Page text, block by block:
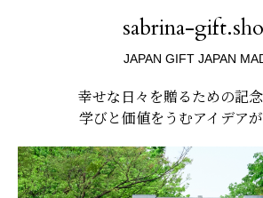
sabrina-
JAPAN GIFT JAPAN
幸せな日々を贈るための記
学びと価値をうむアイデア